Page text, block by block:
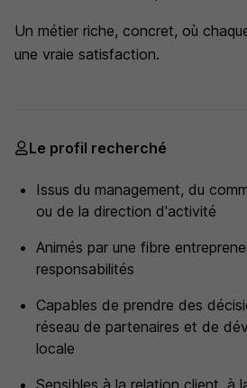
Un métier riche, concret, où
une vraie satisfaction.
Le profil recherché
Issus du management, du
ou de la direction d'activité
Animés par une fibre
responsabilités
Capables de prendre des
réseau de partenaires et de
locale
Sensibles à la relation client, à